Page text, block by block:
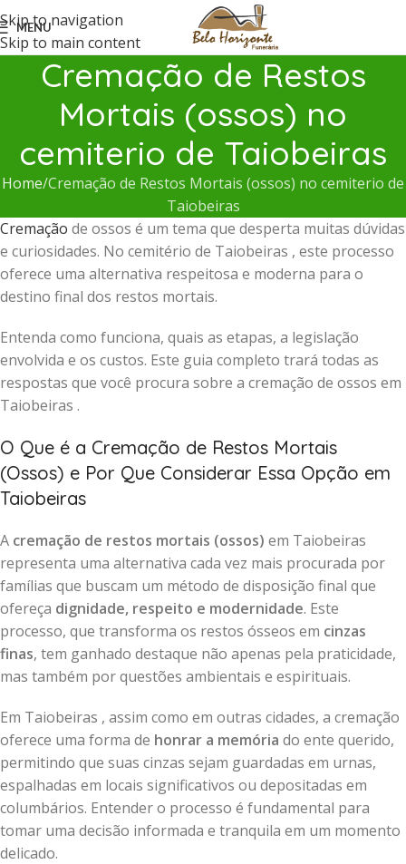
Skip to navigation
Skip to main content
MENU
Cremação de Restos
Mortais (ossos) no
cemiterio de Taiobeiras
Home Cremação de Restos Mortais (ossos) no cemiterio de
Taiobeiras
Cremação de ossos é um tema que desperta muitas dúvidas
e curiosidades. No cemitério de Taiobeiras , este processo
oferece uma alternativa respeitosa e moderna para o
destino final dos restos mortais.
Entenda como funciona, quais as etapas, a legislação
envolvida e os custos. Este guia completo trará todas as
respostas que você procura sobre a cremação de ossos em
Taiobeiras .
O Que é a Cremação de Restos Mortais
(Ossos) e Por Que Considerar Essa Opção em
Taiobeiras
A cremação de restos mortais (ossos) em Taiobeiras
representa uma alternativa cada vez mais procurada por
famílias que buscam um método de disposição final que
ofereça dignidade, respeito e modernidade. Este
processo, que transforma os restos ósseos em cinzas
finas, tem ganhado destaque não apenas pela praticidade,
mas também por questões ambientais e espirituais.
Em Taiobeiras , assim como em outras cidades, a cremação
oferece uma forma de honrar a memória do ente querido,
permitindo que suas cinzas sejam guardadas em urnas,
espalhadas em locais significativos ou depositadas em
columbários. Entender o processo é fundamental para
tomar uma decisão informada e tranquila em um momento
delicado.